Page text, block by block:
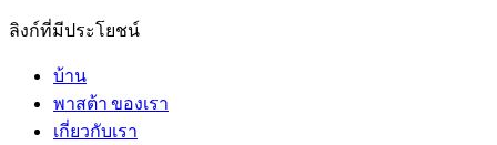
ลิงก์ที่มีประโยชน์
บ้าน
พาสต้า ของเรา
เกี่ยวกับเรา